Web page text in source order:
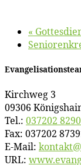
«
Kirch­weg 3
09306
Tel.: 037202
Fax: 037202
E‑Mail:
URL: